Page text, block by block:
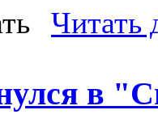
Читать
в